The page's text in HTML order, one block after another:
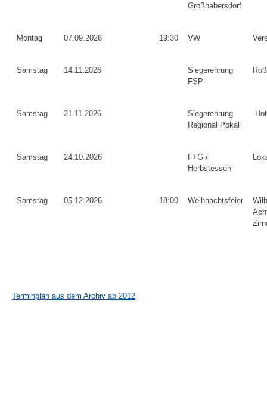
Großhabersdorf
Montag 07.09.2026 19:30 VW
Samstag 14.11.2026
Siegerehrung
FSP
Samstag 21.11.2026
Siegerehrung
Regional Pokal
Samstag 24.10.2026
F+G /
Herbstessen
Samstag 05.12.2026 18:00 Weihnachtsfeier
Terminplan aus dem Archiv ab 2012